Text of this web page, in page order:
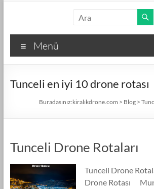
kiralıkdrone.com
Kolay
Kiralama
Menü
Tunceli en iyi 10 drone rotası
Buradasınız:kiralıkdrone.com > Blog >
Tunceli Drone Rotaları
Tunceli Drone
Drone Rotası